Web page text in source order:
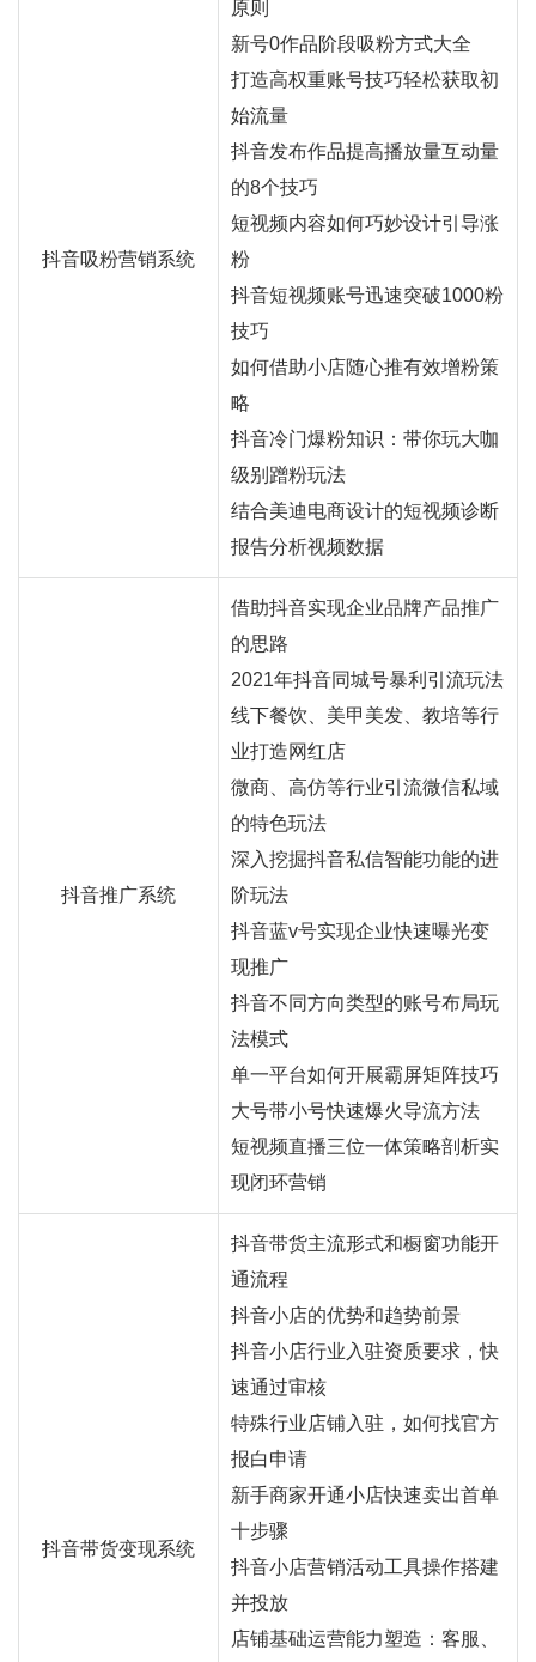
抖音吸粉营销系统
原则
新号0作品阶段吸粉方式大全
打造高权重账号技巧轻松获取初
始流量
抖音发布作品提高播放量互动量
的8个技巧
短视频内容如何巧妙设计引导涨
粉
抖音短视频账号迅速突破1000粉
技巧
如何借助小店随心推有效增粉策
略
抖音冷门爆粉知识：带你玩大咖
级别蹭粉玩法
结合美迪电商设计的短视频诊断
报告分析视频数据
抖音推广系统
借助抖音实现企业品牌产品推广
的思路
2021年抖音同城号暴利引流玩法
线下餐饮、美甲美发、教培等行
业打造网红店
微商、高仿等行业引流微信私域
的特色玩法
深入挖掘抖音私信智能功能的进
阶玩法
抖音蓝v号实现企业快速曝光变
现推广
抖音不同方向类型的账号布局玩
法模式
单一平台如何开展霸屏矩阵技巧
大号带小号快速爆火导流方法
短视频直播三位一体策略剖析实
现闭环营销
抖音带货变现系统
抖音带货主流形式和橱窗功能开
通流程
抖音小店的优势和趋势前景
抖音小店行业入驻资质要求，快
速通过审核
特殊行业店铺入驻，如何找官方
报白申请
新手商家开通小店快速卖出首单
十步骤
抖音小店营销活动工具操作搭建
并投放
店铺基础运营能力塑造：客服、